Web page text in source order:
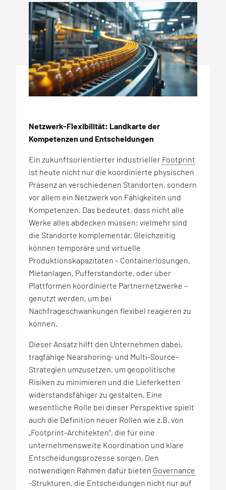
Netzwerk-Flexibilität: Landkarte der
Kompetenzen und Entscheidungen
Ein zukunftsorientierter industrieller Footprint
ist heute nicht nur die koordinierte physischen
Präsenz an verschiedenen Standorten, sondern
vor allem ein Netzwerk von Fähigkeiten und
Kompetenzen. Das bedeutet, dass nicht alle
Werke alles abdecken müssen; vielmehr sind
die Standorte komplementär. Gleichzeitig
können temporäre und virtuelle
Produktionskapazitäten – Containerlösungen,
Mietanlagen, Pufferstandorte, oder über
Plattformen koordinierte Partnernetzwerke –
genutzt werden, um bei
Nachfrageschwankungen flexibel reagieren zu
können.
Dieser Ansatz hilft den Unternehmen dabei,
tragfähige Nearshoring- und Multi-Source-
Strategien umzusetzen, um geopolitische
Risiken zu minimieren und die Lieferketten
widerstandsfähiger zu gestalten. Eine
wesentliche Rolle bei dieser Perspektive spielt
auch die Definition neuer Rollen wie z.B. von
„Footprint-Architekten“, die für eine
unternehmensweite Koordination und klare
Entscheidungsprozesse sorgen. Den
notwendigen Rahmen dafür bieten Governance
-Strukturen, die Entscheidungen nicht nur auf